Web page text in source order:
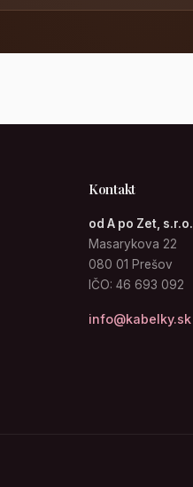
Kontakt
od A po Zet, s.r.o.
Masarykova 22
080 01 Prešov
IČO: 46 693 092
info@kabelky.sk